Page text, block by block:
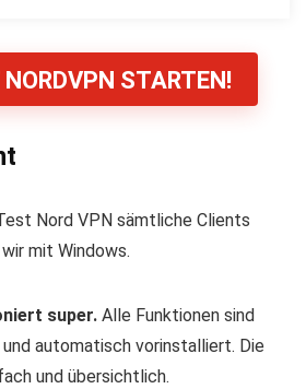
STARTEN!
Nord VPN sämtliche Clients
mit Windows.
super. Alle Funktionen sind
automatisch vorinstalliert. Die
und übersichtlich.